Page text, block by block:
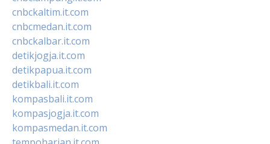
cnbckaltim.it.com
cnbcmedan.it.com
cnbckalbar.it.com
detikjogja.it.com
detikpapua.it.com
detikbali.it.com
kompasbali.it.com
kompasjogja.it.com
kompasmedan.it.com